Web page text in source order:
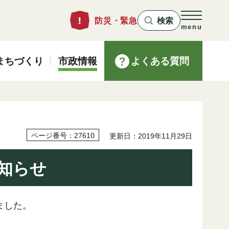
防災・緊急 検索
menu
ちづくり 市政情報 よくある質問
ページ番号：27610 更新日：2019年11月29日
らせ
た。